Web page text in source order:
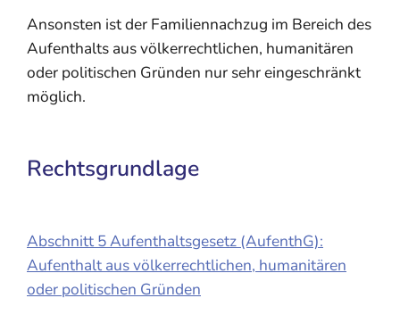
Ansonsten ist der Familiennachzug im Bereich des
Aufenthalts aus völkerrechtlichen, humanitären
oder politischen Gründen nur sehr eingeschränkt
möglich.
Rechtsgrundlage
Abschnitt 5 Aufenthaltsgesetz (AufenthG):
Aufenthalt aus völkerrechtlichen, humanitären
oder politischen Gründen